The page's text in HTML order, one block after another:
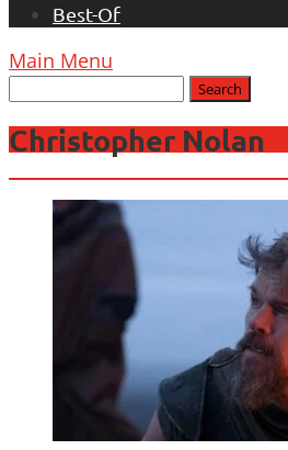
Best-Of
Main Menu
Christopher Nolan